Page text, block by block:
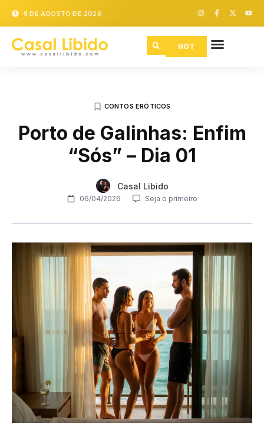
8 DE AGOSTO DE 2026
HOT
CONTOS ERÓTICOS
Porto de Galinhas: Enfim
“Sós” – Dia 01
Casal Libido
06/04/2026 Seja o primeiro